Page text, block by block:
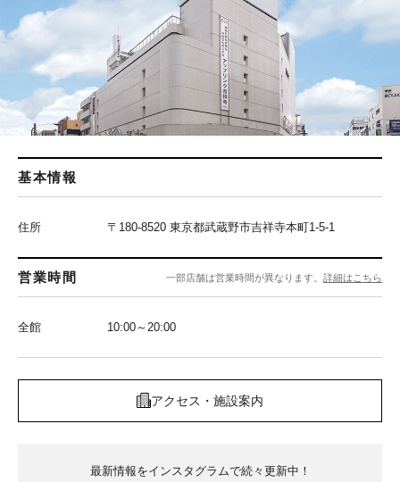
基本情報
住所 〒180-8520 東京都武蔵野市吉祥寺本町1-5-1
営業時間 一部店舗は営業時間が異なります。 詳細はこちら
全館 10:00～20:00
アクセス・施設案内
最新情報をインスタグラムで続々更新中！